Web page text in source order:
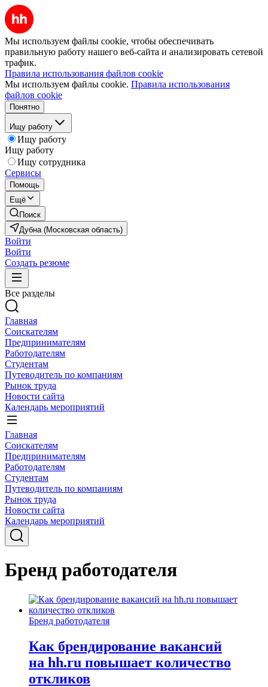
Мы используем файлы cookie, чтобы обеспечивать
правильную работу нашего веб-сайта и анализировать сетевой
трафик.
Правила использования файлов cookie
Мы используем файлы cookie. Правила использования
файлов cookie
Понятно
Ищу работу
Ищу работу
Ищу работу
Ищу сотрудника
Сервисы
Помощь
Ещё
Поиск
Дубна (Московская область)
Войти
Войти
Создать резюме
Все разделы
Главная
Соискателям
Предпринимателям
Работодателям
Студентам
Путеводитель по компаниям
Рынок труда
Новости сайта
Календарь мероприятий
Главная
Соискателям
Предпринимателям
Работодателям
Студентам
Путеводитель по компаниям
Рынок труда
Новости сайта
Календарь мероприятий
Бренд работодателя
Бренд работодателя
Как брендирование вакансий
на hh.ru повышает количество
откликов